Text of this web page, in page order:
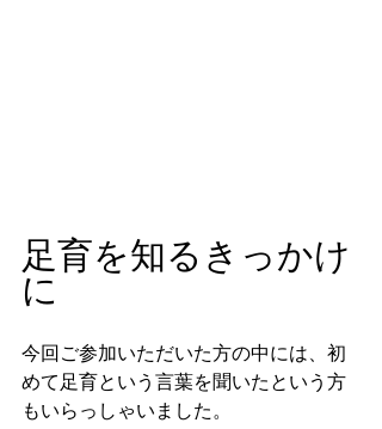
足育を知るきっかけ
に
今回ご参加いただいた方の中には、初
めて足育という言葉を聞いたという方
もいらっしゃいました。